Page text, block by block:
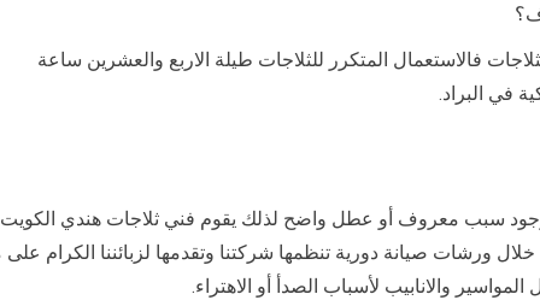
فالاستعمال المتكرر للثلاجات طيلة الاربع والعشرين ساعة
في البراد.
وجود سبب معروف أو عطل واضح لذلك يقوم فني ثلاجات هندي الكويت
ورشات صيانة دورية تنظمها شركتنا وتقدمها لزبائننا الكرام
والانابيب لأسباب الصدأ أو الاهتراء.